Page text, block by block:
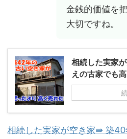
金銭的価値を
大切ですね。
相続した実家
えの古家でも
相続した実家が空き家⇛ 築